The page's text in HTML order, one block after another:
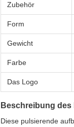
Zubehör
Form
Gewicht
Farbe
Das Logo
Beschreibung
Diese pulsierende